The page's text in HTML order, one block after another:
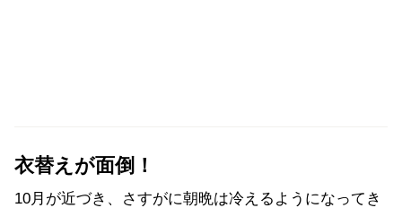
衣替えが面倒！
10月が近づき、さすがに朝晩は冷えるようになってき